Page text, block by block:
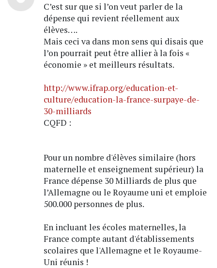
C’est sur que si l’on veut parler de la
dépense qui revient réellement aux
élèves….
Mais ceci va dans mon sens qui disais que
l’on pourrait peut être allier à la fois «
économie » et meilleurs résultats.
http://www.ifrap.org/education-et-
culture/education-la-france-surpaye-de-
30-milliards
CQFD :
Pour un nombre d'élèves similaire (hors
maternelle et enseignement supérieur) la
France dépense 30 Milliards de plus que
l’Allemagne ou le Royaume uni et emploie
500.000 personnes de plus.
En incluant les écoles maternelles, la
France compte autant d'établissements
scolaires que l'Allemagne et le Royaume-
Uni réunis !